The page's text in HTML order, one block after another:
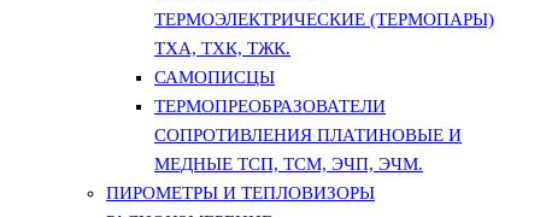
ТЕРМОЭЛЕКТРИЧЕСКИЕ (ТЕРМОПАРЫ)
ТХА, ТХК, ТЖК.
САМОПИСЦЫ
ТЕРМОПРЕОБРАЗОВАТЕЛИ
СОПРОТИВЛЕНИЯ ПЛАТИНОВЫЕ И
МЕДНЫЕ ТСП, ТСМ, ЭЧП, ЭЧМ.
ПИРОМЕТРЫ И ТЕПЛОВИЗОРЫ